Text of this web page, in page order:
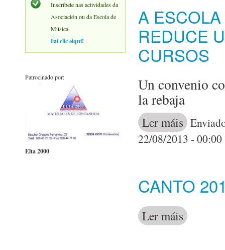
Inscríbete nas actividades da
Asociación ou da Escola de
Música.
Fai clic eiquí!
Patrocinado por:
Elta 2000
A
REDUCE
CURSOS
Un convenio
la rebaja
Ler máis acerca de A
22/08/2013 - 00:00
CANTO
Ler máis acerca de